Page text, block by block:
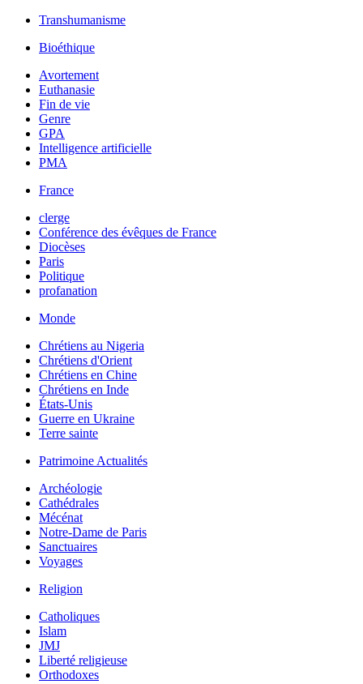
Transhumanisme
Bioéthique
Avortement
Euthanasie
Fin de vie
Genre
GPA
Intelligence artificielle
PMA
France
clerge
Conférence des évêques de France
Diocèses
Paris
Politique
profanation
Monde
Chrétiens au Nigeria
Chrétiens d'Orient
Chrétiens en Chine
Chrétiens en Inde
États-Unis
Guerre en Ukraine
Terre sainte
Patrimoine Actualités
Archéologie
Cathédrales
Mécénat
Notre-Dame de Paris
Sanctuaires
Voyages
Religion
Catholiques
Islam
JMJ
Liberté religieuse
Orthodoxes